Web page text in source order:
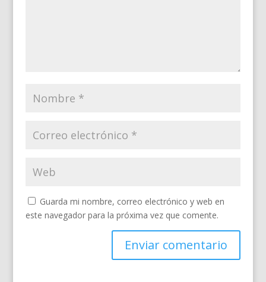
Guarda mi nombre, correo electrónico y web en
este navegador para la próxima vez que comente.